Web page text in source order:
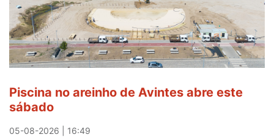
esgotam
em
menos
de
24
após
campanha
reforço
Piscina no areinho de Avintes abre este
sábado
05-08-2026 | 16:49